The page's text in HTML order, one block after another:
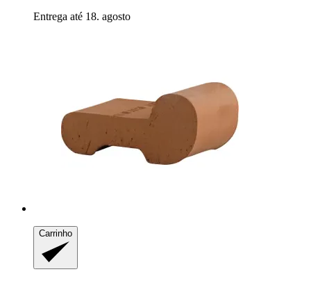
Entrega até 18. agosto
Carrinho